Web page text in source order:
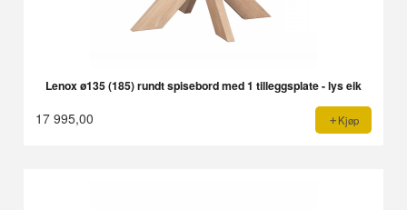
Lenox ø135 (185) rundt spisebord med 1 tilleggsplate - lys eik
17 995,00 Kjøp